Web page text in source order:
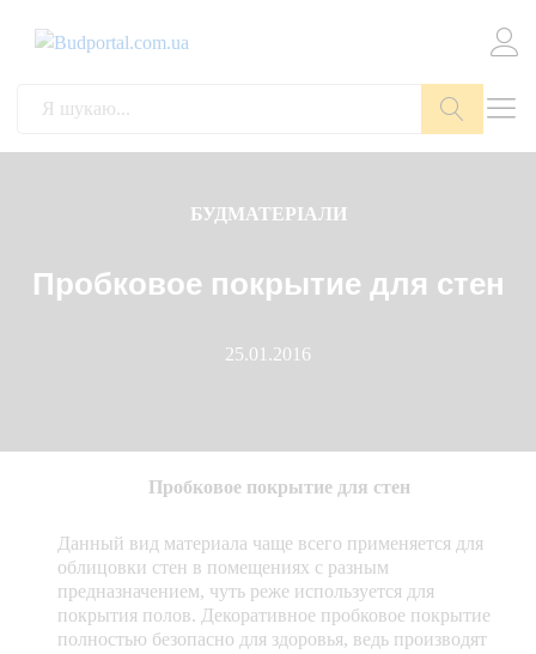
Пошук
БУДМАТЕРІАЛИ
Пробковое покрытие для стен
25.01.2016
Пробковое покрытие для стен
Данный вид материала чаще всего применяется для
облицовки стен в помещениях с разным
предназначением, чуть реже используется для
покрытия полов. Декоративное пробковое покрытие
полностью безопасно для здоровья, ведь производят